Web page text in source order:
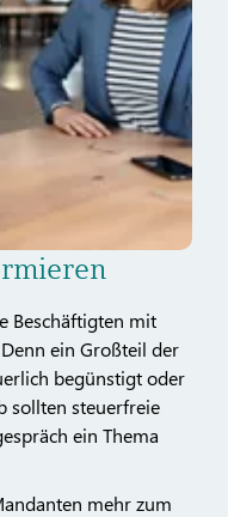
Beschäftigten mit
ein Großteil der
begünstigt oder
sollten steuerfreie
ein Thema
mehr zum